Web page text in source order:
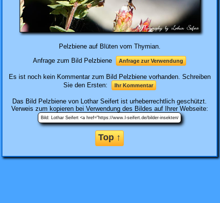
Pelzbiene auf Blüten vom Thymian.
Anfrage zum Bild Pelzbiene
Anfrage zur Verwendung
Es ist noch kein Kommentar zum Bild Pelzbiene vorhanden. Schreiben
Sie den Ersten:
Ihr Kommentar
Das Bild Pelzbiene von Lothar Seifert ist urheberrechtlich geschützt.
Verweis zum kopieren bei Verwendung des Bildes auf Ihrer Webseite:
Top ↑